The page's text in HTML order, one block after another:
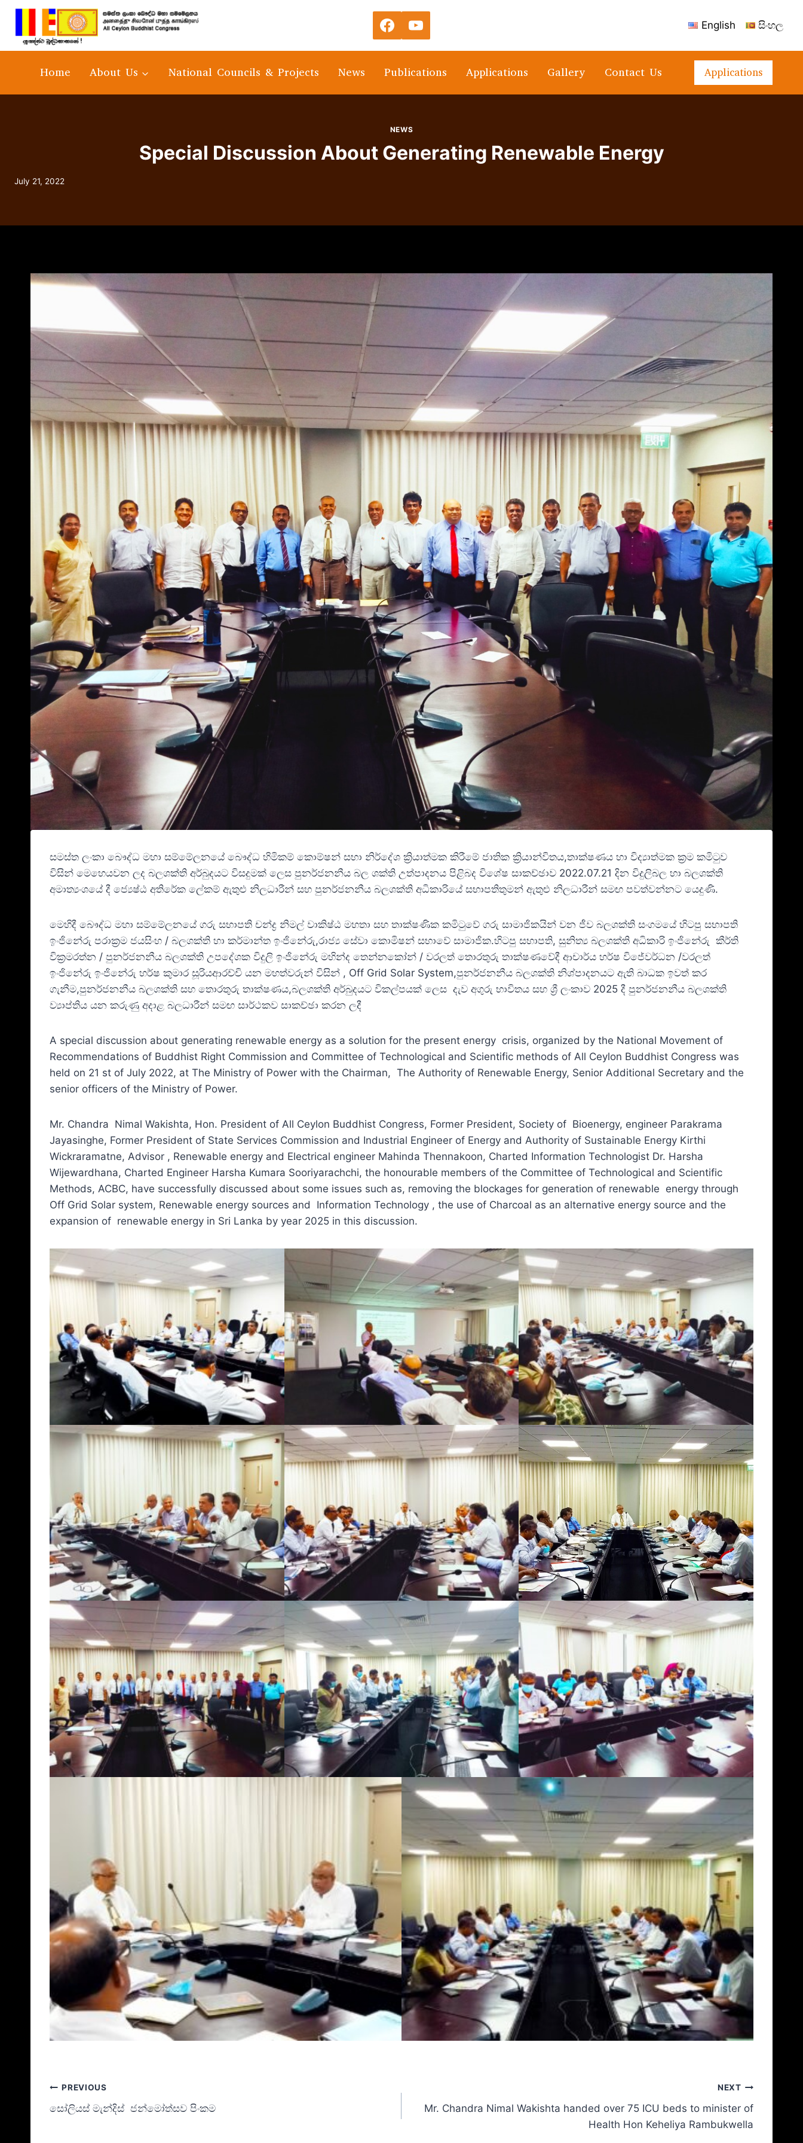
English සිංහල
Home About Us National Councils & Projects News Publications Applications Gallery Contact Us Applications
NEWS
Special Discussion About Generating Renewable Energy
July 21, 2022
සමස්ත ලංකා බෞද්ධ මහා සම්මේලනයේ බෞද්ධ හිමිකම් කොම්ෂන් සභා නිර්දේශ ක්‍රියාත්මක කිරීමේ ජාතික ක්‍රියාන්විතය,තාක්ෂණය හා විද්‍යාත්මක ක්‍රම කමිටුව
විසින් මෙහෙයවන ලද බලශක්ති අර්බුදයට විසදුමක් ලෙස පුනර්ජනනීය බල ශක්ති උත්පාදනය පිළිබද විශේෂ සාකච්ඡාව 2022.07.21 දින විදුලිබල හා බලශක්ති
අමාත්‍යංශයේ දී ජ්‍යෙෂ්ඨ අතිරේක ලේකම් ඇතුළු නිලධාරීන් සහ පුනර්ජනනීය බලශක්ති අධිකාරියේ සභාපතිතුමන් ඇතුළු නිලධාරීන් සමඟ පවත්වන්නට යෙදුණි.
මෙහිදී බෞද්ධ මහා සම්මේලනයේ ගරු සභාපති චන්ද්‍ර නිමල් වාකිෂ්ඨ මහතා සහ තාක්ෂණික කමිටුවේ ගරු සාමාජිකයින් වන ජීව බලශක්ති සංගමයේ හිටපු සභාපති
ඉංජිනේරු පරාක්‍රම ජයසිංහ / බලශක්ති හා කර්මාන්ත ඉංජිනේරු,රාජ්‍ය සේවා කොමිෂන් සභාවේ සාමාජික.හිටපු සභාපති, සුනිත්‍ය බලශක්ති අධිකාරි ඉංජිනේරු කීර්ති
වික්‍රමරත්න / පුනර්ජනනීය බලශක්ති උපදේශක විදුලි ඉංජිනේරු මහින්ද තෙන්නකෝන් / වරලත් තොරතුරු තාක්ෂණවේදී ආචාර්ය හර්ෂ විජේවර්ධන /වරලත්
ඉංජිනේරු ඉංජිනේරු හර්ෂ කුමාර සූරියආරච්චි යන මහත්වරුන් විසින් , Off Grid Solar System,පුනර්ජනනීය බලශක්ති නිශ්පාදනයට ඇති බාධක ඉවත් කර
ගැනීම,පුනර්ජනනීය බලශක්ති සහ තොරතුරු තාක්ෂණය,බලශක්ති අර්බුදයට විකල්පයක් ලෙස දැව අගුරු භාවිතය සහ ශ්‍රී ලංකාව 2025 දී පුනර්ජනනීය බලශක්ති
ව්‍යාප්තිය යන කරුණු අදාළ බලධාරීන් සමඟ සාර්ථකව සාකච්ඡා කරන ලදී
A special discussion about generating renewable energy as a solution for the present energy crisis, organized by the National Movement of
Recommendations of Buddhist Right Commission and Committee of Technological and Scientific methods of All Ceylon Buddhist Congress was
held on 21 st of July 2022, at The Ministry of Power with the Chairman, The Authority of Renewable Energy, Senior Additional Secretary and the
senior officers of the Ministry of Power.
Mr. Chandra Nimal Wakishta, Hon. President of All Ceylon Buddhist Congress, Former President, Society of Bioenergy, engineer Parakrama
Jayasinghe, Former President of State Services Commission and Industrial Engineer of Energy and Authority of Sustainable Energy Kirthi
Wickraramatne, Advisor , Renewable energy and Electrical engineer Mahinda Thennakoon, Charted Information Technologist Dr. Harsha
Wijewardhana, Charted Engineer Harsha Kumara Sooriyarachchi, the honourable members of the Committee of Technological and Scientific
Methods, ACBC, have successfully discussed about some issues such as, removing the blockages for generation of renewable energy through
Off Grid Solar system, Renewable energy sources and Information Technology , the use of Charcoal as an alternative energy source and the
expansion of renewable energy in Sri Lanka by year 2025 in this discussion.
PREVIOUS
සෝලියස් මැන්දිස් ජන්මෝත්සව පිංකම
NEXT
Mr. Chandra Nimal Wakishta handed over 75 ICU beds to minister of
Health Hon Keheliya Rambukwella